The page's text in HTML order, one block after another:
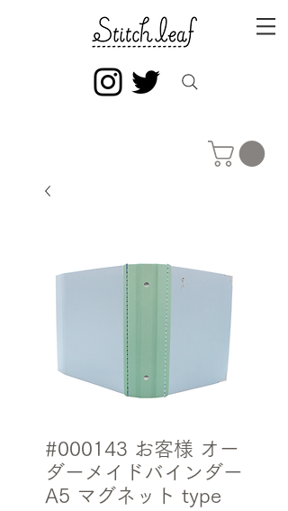
#000143 お客様 オー
ダーメイドバインダー
A5 マグネット type